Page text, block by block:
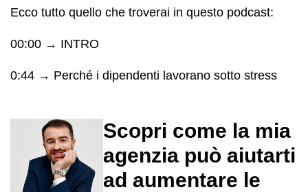
Ecco tutto quello che troverai in questo podcast:
00:00 → INTRO
0:44 → Perché i dipendenti lavorano sotto stress
Scopri come la mia
agenzia può aiutarti
ad aumentare le